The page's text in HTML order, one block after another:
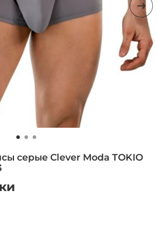
серые Clever Moda TOKIO